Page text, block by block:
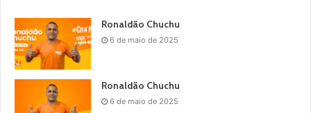
Ronaldão Chuchu
6 de maio de 2025
Ronaldão Chuchu
6 de maio de 2025